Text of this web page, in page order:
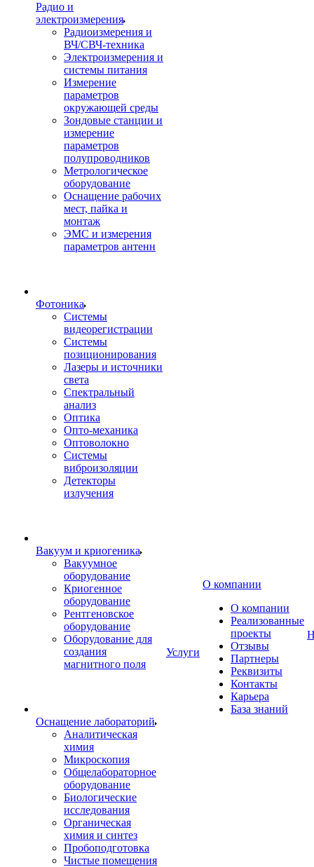
Радио и
электроизмерения
Радиоизмерения и
ВЧ/СВЧ-техника
Электроизмерения и
системы питания
Измерение
параметров
окружающей среды
Зондовые станции и
измерение
параметров
полупроводников
Метрологическое
оборудование
Оснащение рабочих
мест, пайка и
монтаж
ЭМС и измерения
параметров антенн
Фотоника
Cистемы
видеорегистрации
Системы
позиционирования
Лазеры и источники
света
Спектральный
анализ
Оптика
Опто-механика
Оптоволокно
Системы
виброизоляции
Детекторы
излучения
Вакуум и криогеника
Вакуумное
оборудование
Криогенное
оборудование
Рентгеновское
оборудование
Оборудование для
создания
магнитного поля
Оснащение лабораторий
Аналитическая
химия
Микроскопия
Общелабораторное
оборудование
Биологические
исследования
Органическая
химия и синтез
Пробоподготовка
Чистые помещения
Услуги
О компании
О компании
Реализованные
проекты
Отзывы
Партнеры
Реквизиты
Контакты
Карьера
База знаний